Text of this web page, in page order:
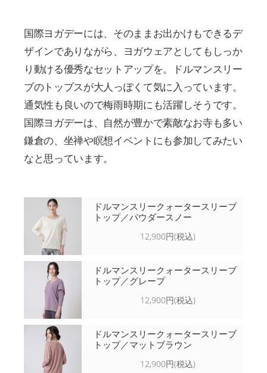
国際ヨガデーには、そのままお出かけもできるデ
ザインでありながら、ヨガウェアとしてもしっか
り動ける優秀なセットアップを。ドルマンスリー
ブのトップスが大人っぽくて気に入っています。
通気性も良いので梅雨時期にも活躍しそうです。
国際ヨガデーは、自然が豊かで素敵なお寺も多い
鎌倉の、坐禅や瞑想イベントにも参加してみたい
なと思っています。
ドルマンスリークォータースリーブ
トップ／パウダースノー
12,900円(税込)
ドルマンスリークォータースリーブ
トップ／グレープ
12,900円(税込)
ドルマンスリークォータースリーブ
トップ／マットブラウン
12,900円(税込)